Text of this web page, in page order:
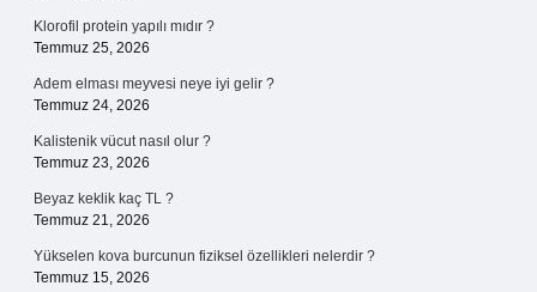
Klorofil protein yapılı mıdır ?
Temmuz 25, 2026
Adem elması meyvesi neye iyi gelir ?
Temmuz 24, 2026
Kalistenik vücut nasıl olur ?
Temmuz 23, 2026
Beyaz keklik kaç TL ?
Temmuz 21, 2026
Yükselen kova burcunun fiziksel özellikleri nelerdir ?
Temmuz 15, 2026